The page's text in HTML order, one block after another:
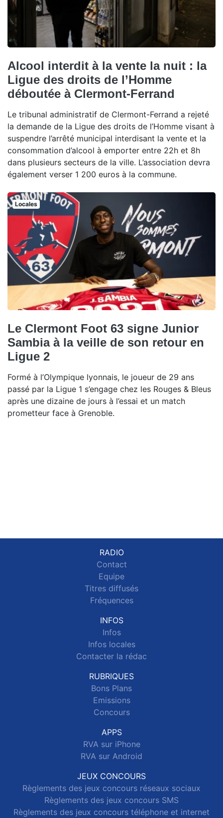
Alcool interdit à la vente la nuit : la
Ligue des droits de l’Homme
déboutée à Clermont-Ferrand
Le tribunal administratif de Clermont-Ferrand a rejeté
la demande de la Ligue des droits de l’Homme visant à
suspendre l’arrêté municipal interdisant la vente et la
consommation d’alcool à emporter entre 22h et 8h
dans plusieurs secteurs de la ville. L’association devra
également verser 1 200 euros à la commune.
Locales
Le Clermont Foot 63 signe Junior
Sambia à la veille de son retour en
Ligue 2
Formé à l’Olympique lyonnais, le joueur de 29 ans
passé par la Ligue 1 s’engage chez les Rouges & Bleus
après une dizaine de jours à l’essai et un match
prometteur face à Grenoble.
RADIO
Contact
Equipe
Titres diffusés
Fréquences
INFOS
Infos
Infos locales
Contacter la rédac
RUBRIQUES
Bons Plans
Emissions
Concours
APPS
RVA sur iPhone
RVA sur Android
JEUX CONCOURS
Règlements des jeux concours réseaux sociaux
Règlements des jeux concours SMS
Règlements des jeux concours téléphone et internet